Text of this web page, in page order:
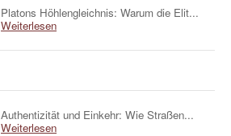
Platons Höhlengleichnis: Warum die Elit...
Weiterlesen
Authentizität und Einkehr: Wie Straßen...
Weiterlesen